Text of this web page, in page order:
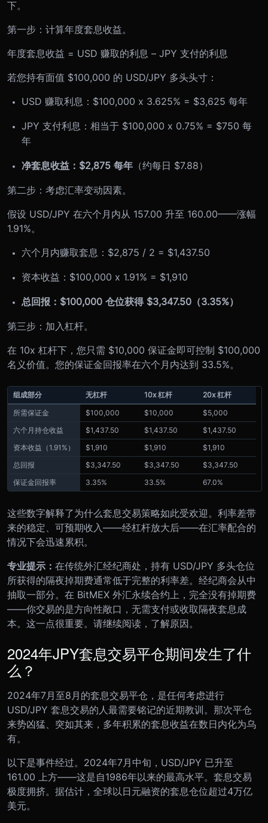
下。
第一步：计算年度套息收益。
年度套息收益 = USD 赚取的利息 – JPY 支付的利息
若您持有面值 $100,000 的 USD/JPY 多头头寸：
USD 赚取利息：$100,000 x 3.625% = $3,625 每年
JPY 支付利息：相当于 $100,000 x 0.75% = $750 每
年
净套息收益：$2,875 每年 （约每日 $7.88）
第二步：考虑汇率变动因素。
假设 USD/JPY 在六个月内从 157.00 升至 160.00——涨幅
1.91%。
六个月内赚取套息：$2,875 / 2 = $1,437.50
资本收益：$100,000 x 1.91% = $1,910
总回报：$100,000 仓位获得 $3,347.50（3.35%）
第三步：加入杠杆。
在 10x 杠杆下，您只需 $10,000 保证金即可控制 $100,000
名义价值。您的保证金回报率在六个月内达到 33.5%。
组成部分 无杠杆 10x 杠杆
20x 杠杆
所需保证金
$100,000 $10,000
$5,000
六个月持仓收益
$1,437.50 $1,437.50
$1,437.50
资本收益（1.91%）
$1,910 $1,910
$1,910
总回报
$3,347.50 $3,347.50
$3,347.50
保证金回报率
3.35% 33.5% 67.0%
这些数字解释了为什么套息交易策略如此受欢迎。利率差带
来的稳定、可预期收入——经杠杆放大后——在汇率配合的
情况下会迅速累积。
专业提示： 在传统外汇经纪商处，持有 USD/JPY 多头仓位
所获得的隔夜掉期费通常低于完整的利率差。经纪商会从中
抽取一部分。在 BitMEX 外汇永续合约上，完全没有掉期费
——你交易的是方向性敞口，无需支付或收取隔夜套息成
本。这一点很重要。请继续阅读，了解原因。
2024年JPY套息交易平仓期间发生了什
么？
2024年7月至8月的套息交易平仓，是任何考虑进行
USD/JPY 套息交易的人最需要铭记的近期教训。那次平仓
来势凶猛、突如其来，多年积累的套息收益在数日内化为乌
有。
以下是事件经过。2024年7月中旬，USD/JPY 已升至
161.00 上方——这是自1986年以来的最高水平。套息交易
极度拥挤。据估计，全球以日元融资的套息仓位超过4万亿
美元。